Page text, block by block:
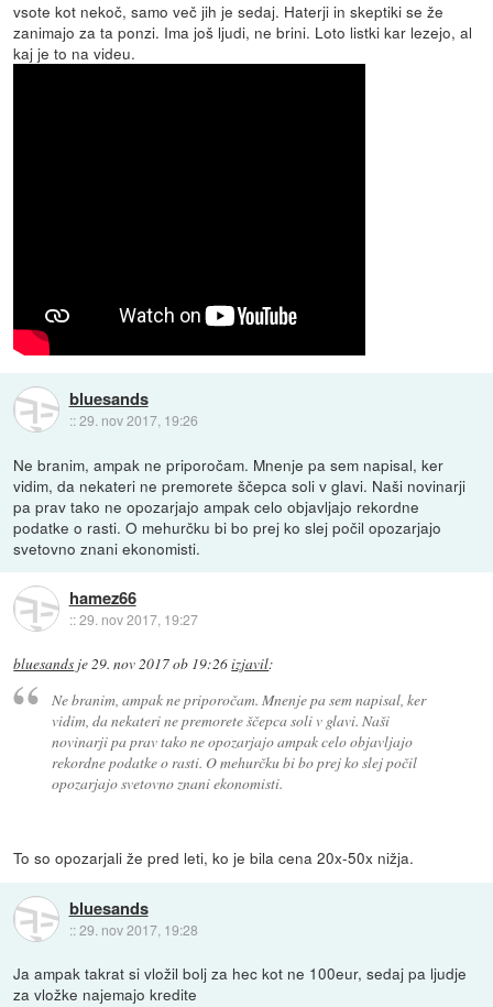
vsote kot nekoč, samo več jih je sedaj. Haterji in skeptiki se že
zanimajo za ta ponzi. Ima još ljudi, ne brini. Loto listki kar lezejo, al
kaj je to na videu.
bluesands
::29. nov 2017, 19:26
Ne branim, ampak ne priporočam. Mnenje pa sem napisal, ker
vidim, da nekateri ne premorete ščepca soli v glavi. Naši novinarji
pa prav tako ne opozarjajo ampak celo objavljajo rekordne
podatke o rasti. O mehurčku bi bo prej ko slej počil opozarjajo
svetovno znani ekonomisti.
hamez66
::29. nov 2017, 19:27
bluesands je29. nov 2017 ob 19:26izjavil:
Ne branim, ampak ne priporočam. Mnenje pa sem napisal, ker
vidim, da nekateri ne premorete ščepca soli v glavi. Naši
novinarji pa prav tako ne opozarjajo ampak celo objavljajo
rekordne podatke o rasti. O mehurčku bi bo prej ko slej počil
opozarjajo svetovno znani ekonomisti.
To so opozarjali že pred leti, ko je bila cena 20x-50x nižja.
bluesands
::29. nov 2017, 19:28
Ja ampak takrat si vložil bolj za hec kot ne 100eur, sedaj pa ljudje
za vložke najemajo kredite